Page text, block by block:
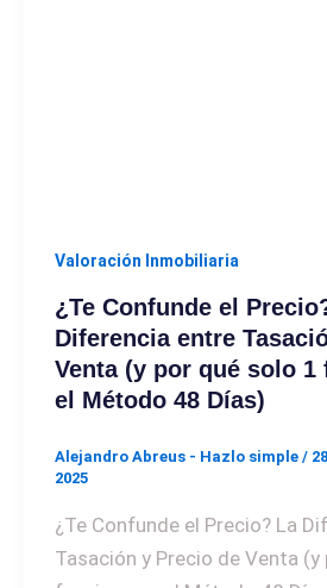
Valoración Inmobiliaria
¿Te Confunde el
Diferencia entre
Venta (y por qué solo 1
el Método 48 Días)
Alejandro Abreus - Hazlo simple /
2025
¿Te Confunde el Precio? La
Tasación y Precio de Venta (y